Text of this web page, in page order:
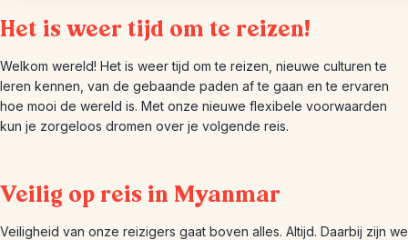
Het is weer tijd om te reizen!
Welkom wereld! Het is weer tijd om te reizen, nieuwe culturen te
leren kennen, van de gebaande paden af te gaan en te ervaren
hoe mooi de wereld is. Met onze nieuwe flexibele voorwaarden
kun je zorgeloos dromen over je volgende reis.
Veilig op reis in Myanmar
Veiligheid van onze reizigers gaat boven alles. Altijd. Daarbij zijn we